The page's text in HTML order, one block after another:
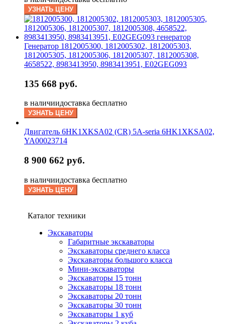
УЗНАТЬ ЦЕНУ
Генератор 1812005300, 1812005302, 1812005303,
1812005305, 1812005306, 1812005307, 1812005308,
4658522, 8983413950, 8983413951, E02GEG093
135 668 руб.
в наличиидоставка бесплатно
УЗНАТЬ ЦЕНУ
Двигатель 6HK1XKSA02 (CR) 5А-seria 6HK1XKSA02,
YA00023714
8 900 662 руб.
в наличиидоставка бесплатно
УЗНАТЬ ЦЕНУ
Каталог техники
Экскаваторы
Габаритные экскаваторы
Экскаваторы среднего класса
Экскаваторы большого класса
Мини-экскаваторы
Экскаваторы 15 тонн
Экскаваторы 18 тонн
Экскаваторы 20 тонн
Экскаваторы 30 тонн
Экскаваторы 1 куб